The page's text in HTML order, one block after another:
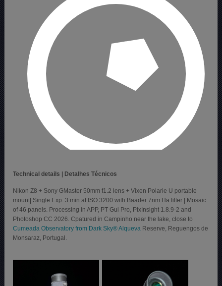
Technical details | Detalhes Técnicos
Nikon Z8 + Sony GMaster 50mm f1.2 lens + Vixen Polarie U portable
mount| Single Exp. 3 min at ISO 3200 with Baader 7nm Ha filter | Mosaic
of 46 panels. Processing in APP, PT Gui Pro, PixInsight 1.8.9-2 and
Photoshop CC 2026. Cpatured in Campinho near the lake, close to
Cumeada Observatory from Dark Sky® Alqueva Reserve, Reguengos de
Monsaraz, Portugal.